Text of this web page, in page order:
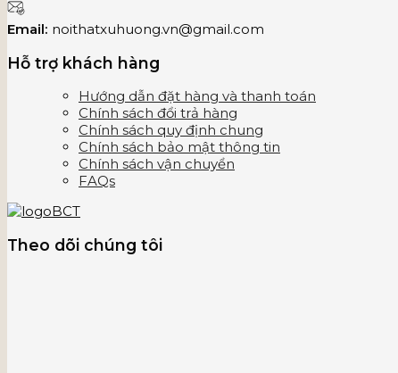
Email: noithatxuhuong.vn@gmail.com
Hỗ trợ khách hàng
Hướng dẫn đặt hàng và thanh toán
Chính sách đổi trả hàng
Chính sách quy định chung
Chính sách bảo mật thông tin
Chính sách vận chuyển
FAQs
Theo dõi chúng tôi